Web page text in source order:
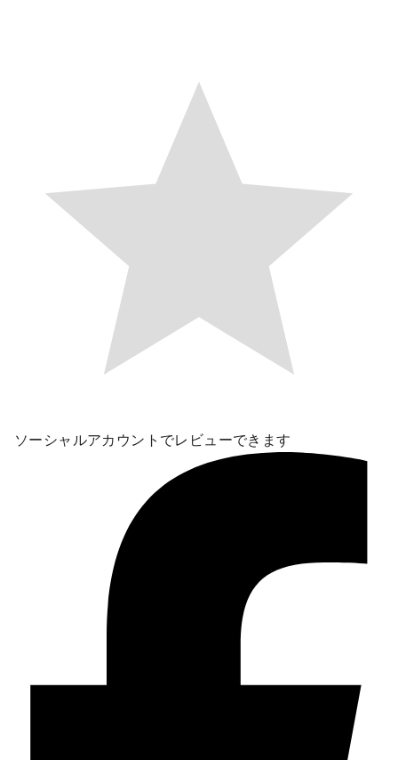
ソーシャルアカウントでレビューできます